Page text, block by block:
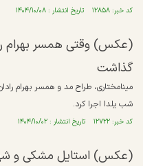
کد خبر: ۱۲۸۵۸ تاریخ انتشار : ۱۴۰۴/۱۰/۰۸
(عکس) وقتی همسر بهرام
گذاشت
مینامختاری، طراح مد و همسر بهرام
شب یلدا اجرا کرد.
کد خبر: ۱۲۷۲۲ تاریخ انتشار : ۱۴۰۴/۱۰/۰۲
(عکس) استایل مشکی و